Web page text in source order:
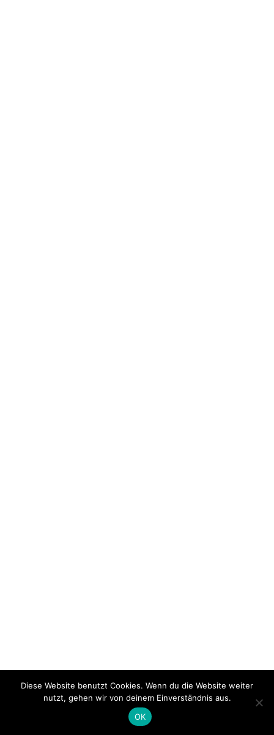
Diese Website benutzt Cookies. Wenn du die Website weiter
nutzt, gehen wir von deinem Einverständnis aus.
OK